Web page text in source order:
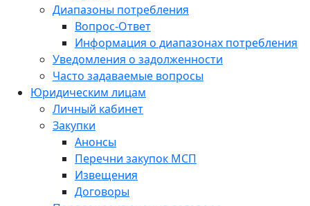
Диапазоны потребления
Вопрос-Ответ
Информация о диапазонах потребления
Уведомления о задолженности
Часто задаваемые вопросы
Юридическим лицам
Личный кабинет
Закупки
Анонсы
Перечни закупок МСП
Извещения
Договоры